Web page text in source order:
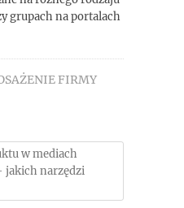
grupach na portalach
FIRMY
w mediach
jakich narzędzi